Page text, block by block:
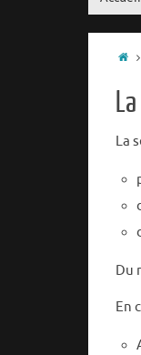
La
Du
En